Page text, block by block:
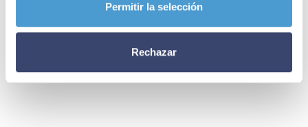
Permitir la selección
Rechazar